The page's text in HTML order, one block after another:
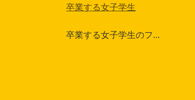
卒業する女子学生
卒業する女子学生のフ…